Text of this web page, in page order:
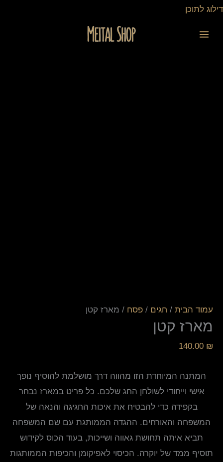
דילוג לתוכן
דילוג
עמוד הבית / חגים / פסח / מארז קטן
מארז קטן
140.00 ₪
המתנה המיוחדת הזו מהווה דרך מושלמת להוסיף נופך
אישי וייחודי לשולחן החג שלכם. כל פריט במארז נבחר
בקפידה כדי להבטיח את איכות החגיגה והנאה של
המשפחה והאורחים. ההגדה הממותגת עם שם המשפחה
תביא איתה תחושת גאווה ושייכות, בעוד הכוס לקידוש
תוסיף ממד של יוקרה. הכיסוי לאפיקומן והכיפות הממותגות
של